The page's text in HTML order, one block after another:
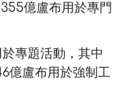
億盧布用於專門
專題活動，其中
億盧布用於強制工